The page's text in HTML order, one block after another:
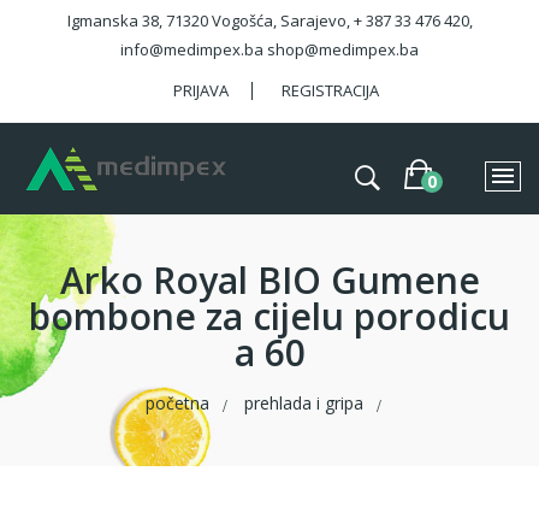
Igmanska 38, 71320 Vogošća, Sarajevo, + 387 33 476 420,
info@medimpex.ba shop@medimpex.ba
PRIJAVA
REGISTRACIJA
Arko Royal BIO Gumene
bombone za cijelu porodicu
a 60
početna prehlada i gripa